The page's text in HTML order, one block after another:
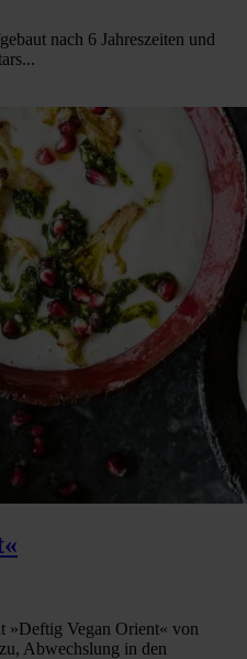
nach 6 Jahreszeiten und
»Deftig Vegan Orient« von
Abwechslung in den